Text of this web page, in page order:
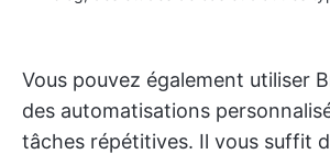
Vous pouvez également utiliser
des automatisations
tâches répétitives. Il vous suffit